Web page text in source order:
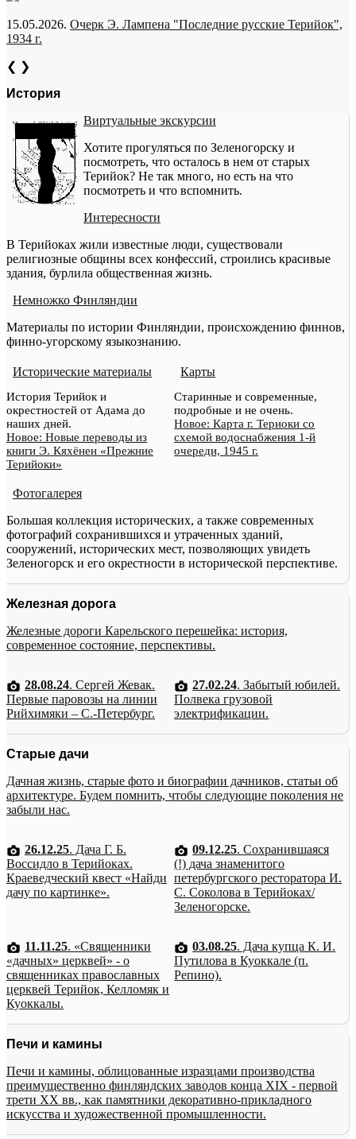
15.05.2026. Очерк Э. Лампена "Последние русские Терийок",
1934 г.
❮ ❯
История
Виртуальные экскурсии
Хотите прогуляться по Зеленогорску и
посмотреть, что осталось в нем от старых
Терийок? Не так много, но есть на что
посмотреть и что вспомнить.
Интересности
В Терийоках жили известные люди, существовали
религиозные общины всех конфессий, строились красивые
здания, бурлила общественная жизнь.
Немножко Финляндии
Материалы по истории Финляндии, происхождению финнов,
финно-угорскому языкознанию.
Исторические материалы
История Терийок и
окрестностей от Адама до
наших дней.
Новое: Новые переводы из
книги Э. Кяхёнен «Прежние
Терийоки»
Карты
Старинные и современные,
подробные и не очень.
Новое: Карта г. Териоки со
схемой водоснабжения 1-й
очереди, 1945 г.
Фотогалерея
Большая коллекция исторических, а также современных
фотографий сохранившихся и утраченных зданий,
сооружений, исторических мест, позволяющих увидеть
Зеленогорск и его окрестности в исторической перспективе.
Железная дорога
Железные дороги Карельского перешейка: история,
современное состояние, перспективы.
28.08.24. Сергей Жевак.
Первые паровозы на линии
Рийхимяки – С.-Петербург.
27.02.24. Забытый юбилей.
Полвека грузовой
электрификации.
Старые дачи
Дачная жизнь, старые фото и биографии дачников, статьи об
архитектуре. Будем помнить, чтобы следующие поколения не
забыли нас.
26.12.25. Дача Г. Б.
Воссидло в Терийоках.
Краеведческий квест «Найди
дачу по картинке».
09.12.25. Сохранившаяся
(!) дача знаменитого
петербургского ресторатора И.
С. Соколова в Терийоках/
Зеленогорске.
11.11.25. «Священники
«дачных» церквей» - о
священниках православных
церквей Терийок, Келломяк и
Куоккалы.
03.08.25. Дача купца К. И.
Путилова в Куоккале (п.
Репино).
Печи и камины
Печи и камины, облицованные изразцами производства
преимущественно финляндских заводов конца XIX - первой
трети XX вв., как памятники декоративно-прикладного
искусства и художественной промышленности.